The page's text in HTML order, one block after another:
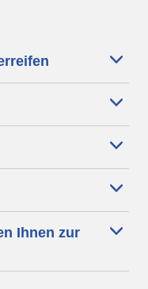
Ihnen zur